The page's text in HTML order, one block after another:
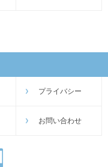
プライバシー
お問い合わせ